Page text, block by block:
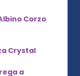
Corzo
Crystal
a